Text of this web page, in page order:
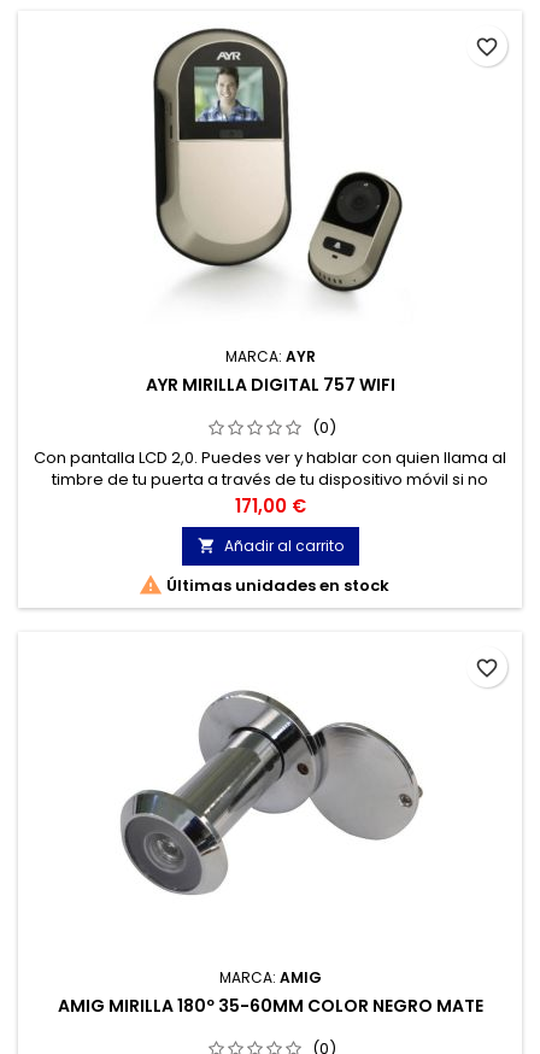
MARCA: AYR
AYR MIRILLA DIGITAL 757 WIFI
(0)
Con pantalla LCD 2,0. Puedes ver y hablar con quien llama al
timbre de tu puerta a través de tu dispositivo móvil si no
estás en casa. Además incluye botón de llamada de
emergencia para una situación extrema.
Precio
171,00 €
 Añadir al carrito
 Últimas unidades en stock
favorite_border
MARCA: AMIG
AMIG MIRILLA 180º 35-60MM COLOR NEGRO MATE
(0)
favorite_border